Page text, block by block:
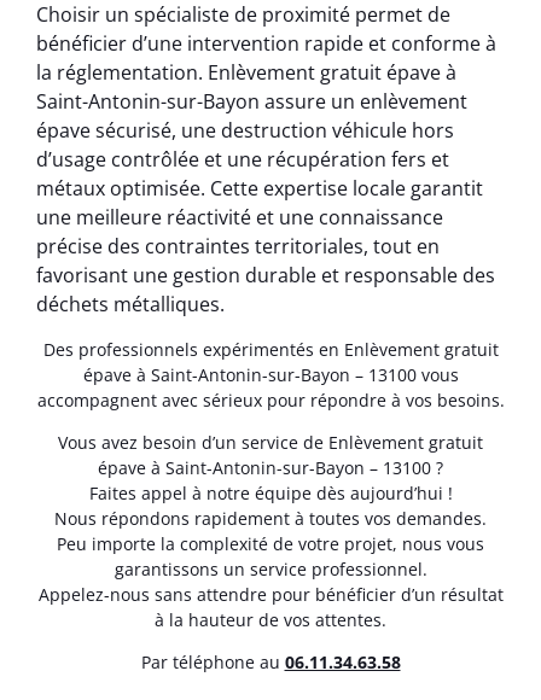
Choisir un spécialiste de proximité permet de
bénéficier d’une intervention rapide et conforme à
la réglementation. Enlèvement gratuit épave à
Saint-Antonin-sur-Bayon assure un enlèvement
épave sécurisé, une destruction véhicule hors
d’usage contrôlée et une récupération fers et
métaux optimisée. Cette expertise locale garantit
une meilleure réactivité et une connaissance
précise des contraintes territoriales, tout en
favorisant une gestion durable et responsable des
déchets métalliques.
Des professionnels expérimentés en Enlèvement gratuit
épave à Saint-Antonin-sur-Bayon – 13100 vous
accompagnent avec sérieux pour répondre à vos besoins.
Vous avez besoin d’un service de Enlèvement gratuit
épave à Saint-Antonin-sur-Bayon – 13100 ?
Faites appel à notre équipe dès aujourd’hui !
Nous répondons rapidement à toutes vos demandes.
Peu importe la complexité de votre projet, nous vous
garantissons un service professionnel.
Appelez-nous sans attendre pour bénéficier d’un résultat
à la hauteur de vos attentes.
Par téléphone au 06.11.34.63.58